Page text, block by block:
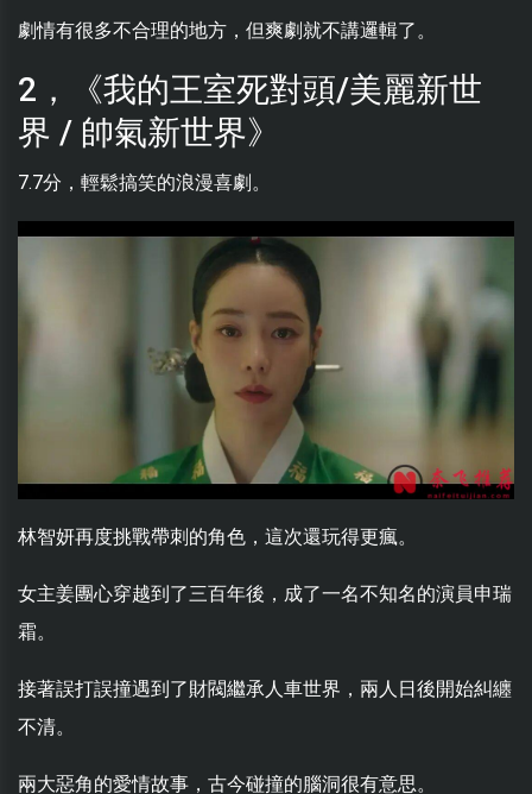
劇情有很多不合理的地方，但爽劇就不講邏輯了。
2，《我的王室死對頭/美麗新世
界 / 帥氣新世界》
7.7分，輕鬆搞笑的浪漫喜劇。
林智妍再度挑戰帶刺的角色，這次還玩得更瘋。
女主姜團心穿越到了三百年後，成了一名不知名的演員申瑞
霜。
接著誤打誤撞遇到了財閥繼承人車世界，兩人日後開始糾纏
不清。
兩大惡角的愛情故事，古今碰撞的腦洞很有意思。